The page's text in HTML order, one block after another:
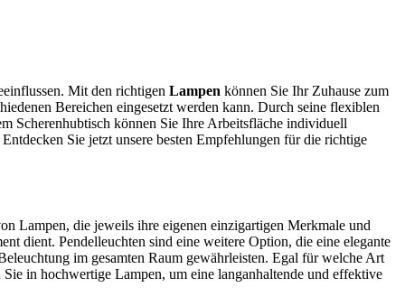
Mit den richtigen Lampen können Sie Ihr Zuhause zum
Bereichen eingesetzt werden kann. Durch seine flexiblen
Scherenhubtisch können Sie Ihre Arbeitsfläche individuell
Sie jetzt unsere besten Empfehlungen für die richtige
Lampen, die jeweils ihre eigenen einzigartigen Merkmale und
dient. Pendelleuchten sind eine weitere Option, die eine elegante
im gesamten Raum gewährleisten. Egal für welche Art
in hochwertige Lampen, um eine langanhaltende und effektive